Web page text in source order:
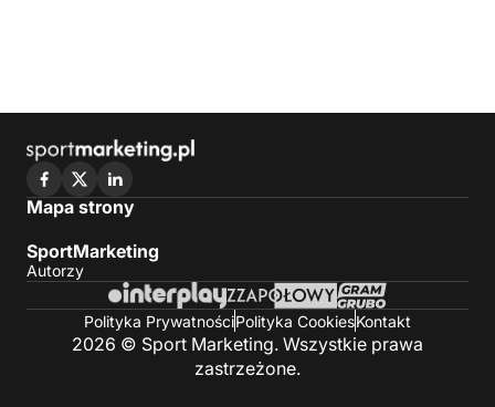
Mapa strony
SportMarketing
Autorzy
Polityka PrywatnościPolityka CookiesKontakt
2026 © Sport Marketing. Wszystkie prawa
zastrzeżone.